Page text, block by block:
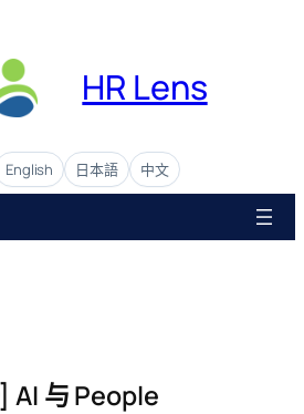
HR Lens
English 日本語 中文
AI 与 People